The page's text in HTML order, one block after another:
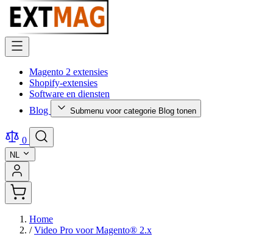
Magento 2 extensies
Shopify-extensies
Software en diensten
Blog
Submenu voor categorie Blog tonen
0
NL
Home
/ Video Pro voor Magento® 2.x